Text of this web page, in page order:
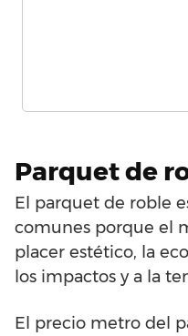
Parquet de
El parquet de roble
comunes porque el
placer estético, la
los impactos y a la
El precio metro del